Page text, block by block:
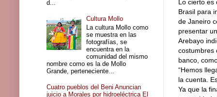
Lo cierto es
Brasil para
de Janeiro
presentar
Arebayo
costumbres
banco,
“Hemos
la cuenta.
Ya que la
d...
Cultura Mollo
La cultura Mollo como
se muestra en las
fotografías, se
encuentra en la
comunidad del mismo
nombre como es la de Mollo
Grande, perteneciente...
Cuatro pueblos del Beni Anuncian
juicio a Morales por hidroeléctrica El